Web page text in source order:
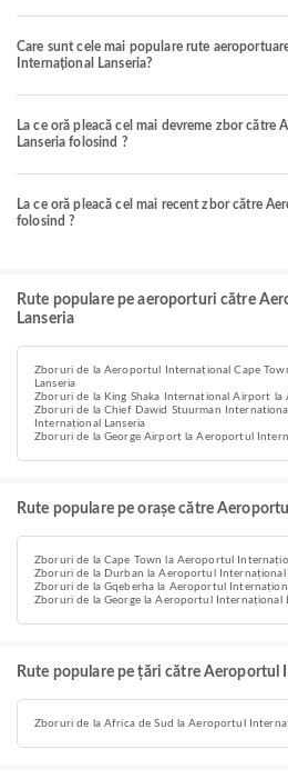
Care sunt cele mai populare rute
Internațional Lanseria?
La ce oră pleacă cel mai devreme zbor către
Lanseria folosind ?
La ce oră pleacă cel mai recent zbor către
folosind ?
Rute populare pe aeroporturi către
Lanseria
Zboruri de la Aeroportul Internațional Cape
Lanseria
Zboruri de la King Shaka International Airport la
Zboruri de la Chief Dawid Stuurman
Internațional Lanseria
Zboruri de la George Airport la Aeroportul
Rute populare pe orașe către
Zboruri de la Cape Town la Aeroportul
Zboruri de la Durban la Aeroportul Internațional
Zboruri de la Gqeberha la Aeroportul
Zboruri de la George la Aeroportul Internațional
Rute populare pe țări către Aeroportul
Zboruri de la Africa de Sud la Aeroportul